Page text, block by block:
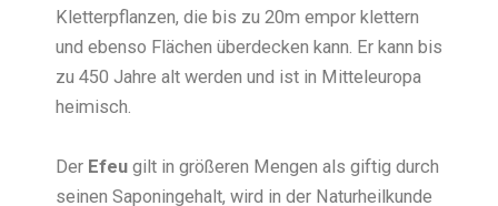
Kletterpflanzen, die bis zu 20m empor klettern
und ebenso Flächen überdecken kann. Er kann bis
zu 450 Jahre alt werden und ist in Mitteleuropa
heimisch.
Der Efeu gilt in größeren Mengen als giftig durch
seinen Saponingehalt, wird in der Naturheilkunde